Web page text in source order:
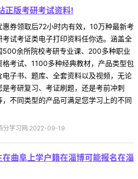
正版考研考试资料!
惠券领取后72小时内有效，10万种最新考
考试考证类电子打印资料任你选。涵盖全
500余所院校考研专业课、200多种职业
格考试、1100多种经典教材，产品类型包
电子书、题库、全套资料以及视频，无论
是考研复习、考证刷题，还是考前冲刺
，不同类型的产品可满足您学习上的不同
分学习网 2022-09-19
曲阜上学户籍在淄博可能报名在淄